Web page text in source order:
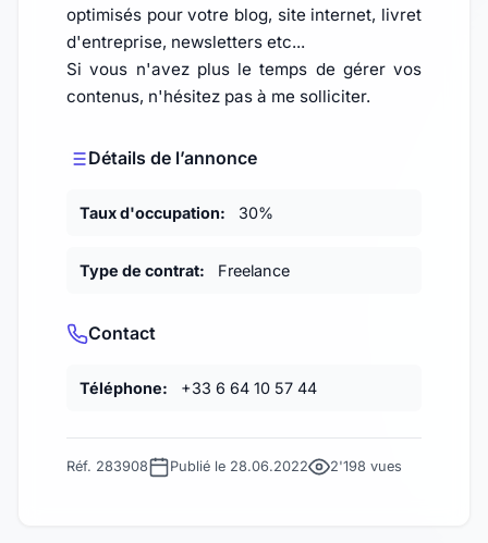
optimisés pour votre blog, site internet, livret
d'entreprise, newsletters etc...
Si vous n'avez plus le temps de gérer vos
contenus, n'hésitez pas à me solliciter.
Détails de l’annonce
Taux d'occupation: 30%
Type de contrat: Freelance
Contact
Téléphone: +33 6 64 10 57 44
Réf. 283908 Publié le 28.06.2022 2'198 vues